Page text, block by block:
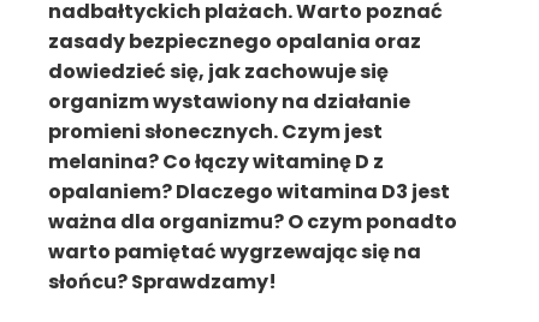
nadbałtyckich plażach. Warto poznać
zasady bezpiecznego opalania oraz
dowiedzieć się, jak zachowuje się
organizm wystawiony na działanie
promieni słonecznych. Czym jest
melanina? Co łączy witaminę D z
opalaniem? Dlaczego witamina D3 jest
ważna dla organizmu? O czym ponadto
warto pamiętać wygrzewając się na
słońcu? Sprawdzamy!